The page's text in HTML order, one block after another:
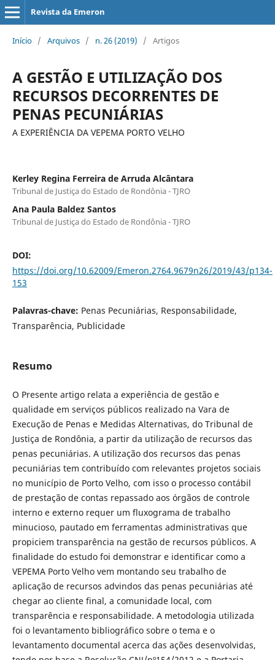
Revista da Emeron
Início / Arquivos / n. 26 (2019) / Artigos
A GESTÃO E UTILIZAÇÃO DOS
RECURSOS DECORRENTES DE
PENAS PECUNIÁRIAS
A EXPERIÊNCIA DA VEPEMA PORTO VELHO
Kerley Regina Ferreira de Arruda Alcântara
Tribunal de Justiça do Estado de Rondônia - TJRO
Ana Paula Baldez Santos
Tribunal de Justiça do Estado de Rondônia - TJRO
DOI:
https://doi.org/10.62009/Emeron.2764.9679n26/2019/43/p134-
153
Palavras-chave: Penas Pecuniárias, Responsabilidade,
Transparência, Publicidade
Resumo
O Presente artigo relata a experiência de gestão e
qualidade em serviços públicos realizado na Vara de
Execução de Penas e Medidas Alternativas, do Tribunal de
Justiça de Rondônia, a partir da utilização de recursos das
penas pecuniárias. A utilização dos recursos das penas
pecuniárias tem contribuído com relevantes projetos sociais
no município de Porto Velho, com isso o processo contábil
de prestação de contas repassado aos órgãos de controle
interno e externo requer um fluxograma de trabalho
minucioso, pautado em ferramentas administrativas que
propiciem transparência na gestão de recursos públicos. A
finalidade do estudo foi demonstrar e identificar como a
VEPEMA Porto Velho vem montando seu trabalho de
aplicação de recursos advindos das penas pecuniárias até
chegar ao cliente final, a comunidade local, com
transparência e responsabilidade. A metodologia utilizada
foi o levantamento bibliográfico sobre o tema e o
levantamento documental acerca das ações desenvolvidas,